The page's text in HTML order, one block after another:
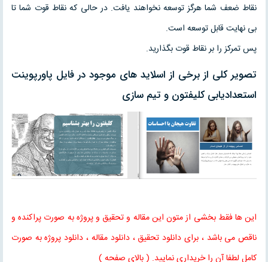
نقاط ضعف شما هرگز توسعه نخواهند یافت. در حالی که نقاط قوت شما تا
بی نهایت قابل توسعه است.
پس تمرکز را بر نقاط قوت بگذارید.
تصویر کلی از برخی از اسلاید های موجود در فایل پاورپوینت
استعدادیابی کلیفتون و تیم سازی
این ها فقط بخشی از متون این مقاله و تحقیق و پروژه به صورت پراکنده و
ناقص می باشد ، برای دانلود تحقیق ، دانلود مقاله ، دانلود پروژه به صورت
کامل لطفا آن را خریداری نمایید. ( بالای صفحه )